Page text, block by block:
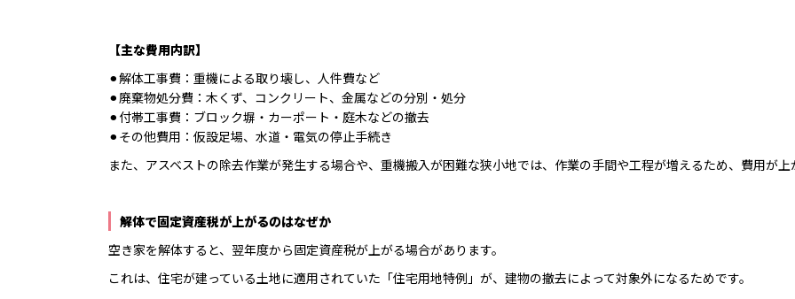
【主な費用内訳】
⚫︎解体工事費：重機による取り壊し、人件費など
⚫︎廃棄物処分費：木くず、コンクリート、金属などの分別・処分
⚫︎付帯工事費：ブロック塀・カーポート・庭木などの撤去
⚫︎その他費用：仮設足場、水道・電気の停止手続き
また、アスベストの除去作業が発生する場合や、重機搬入が困難な狭小地では、作業の手間や工程が増えるため、費用が
解体で固定資産税が上がるのはなぜか
空き家を解体すると、翌年度から固定資産税が上がる場合があります。
これは、住宅が建っている土地に適用されていた「住宅用地特例」が、建物の撤去によって対象外になるためです。